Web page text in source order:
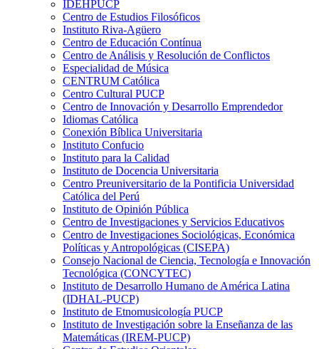
IDEHPUCP
Centro de Estudios Filosóficos
Instituto Riva-Agüero
Centro de Educación Contínua
Centro de Análisis y Resolución de Conflictos
Especialidad de Música
CENTRUM Católica
Centro Cultural PUCP
Centro de Innovación y Desarrollo Emprendedor
Idiomas Católica
Conexión Bíblica Universitaria
Instituto Confucio
Instituto para la Calidad
Instituto de Docencia Universitaria
Centro Preuniversitario de la Pontificia Universidad
Católica del Perú
Instituto de Opinión Pública
Centro de Investigaciones y Servicios Educativos
Centro de Investigaciones Sociológicas, Económica
Políticas y Antropológicas (CISEPA)
Consejo Nacional de Ciencia, Tecnología e Innovación
Tecnológica (CONCYTEC)
Instituto de Desarrollo Humano de América Latina
(IDHAL-PUCP)
Instituto de Etnomusicología PUCP
Instituto de Investigación sobre la Enseñanza de las
Matemáticas (IREM-PUCP)